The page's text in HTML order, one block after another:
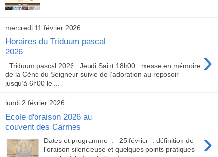
mercredi 11 février 2026
Horaires du Triduum pascal
2026
›
Triduum pascal 2026 Jeudi Saint 18h00 : messe en mémoire
de la Cène du Seigneur suivie de l’adoration au reposoir
jusqu’à 6h00 le ...
lundi 2 février 2026
Ecole d'oraison 2026 au
couvent des Carmes
›
Dates et programme : 25 février : définition de
l'oraison silencieuse et quelques points pratiques